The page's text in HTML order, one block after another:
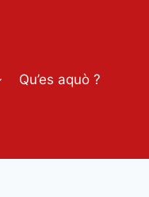
Qu’es aquò ?